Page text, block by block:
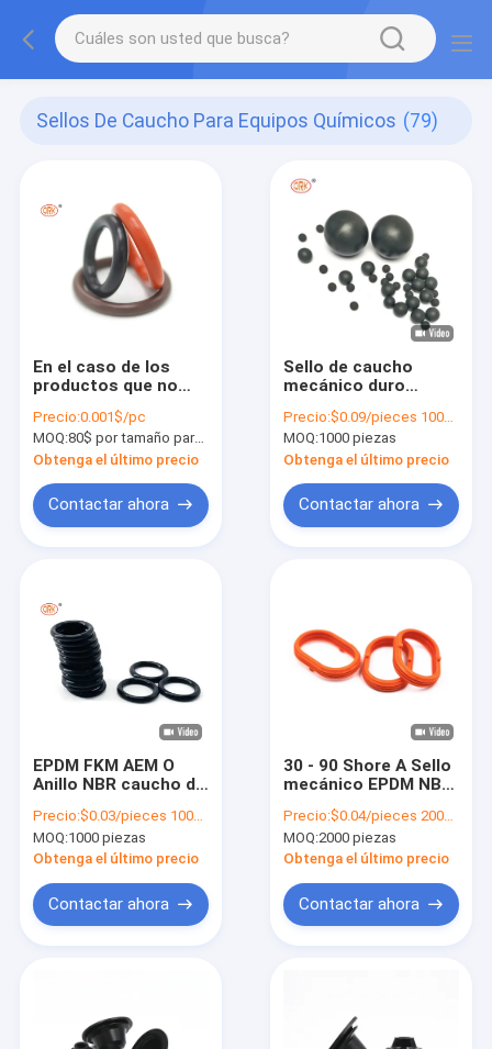
Sellos De Caucho Para Equipos Químicos (79)
En el caso de los
productos que no
restricciones de
seguridad, la
autoridad
competente podrá
determinar si los
productos se
restricciones de
Precio:0.001$/pc
MOQ:80$ por tamaño para productos de silicona
Obtenga el último precio
Contactar ahora
Sello de caucho
mecánico duro
bajas temperaturas
Bola de caucho de
silicona sólida
Precio:$0.09/pieces 1000-4999 pieces
MOQ:1000 piezas
Obtenga el último precio
Contactar ahora
EPDM FKM AEM O
Anillo NBR caucho de
sello de anillo
Resistencia química
Precio:$0.03/pieces 1000-4999 pieces
MOQ:1000 piezas
Obtenga el último precio
Contactar ahora
30 - 90 Shore A Sello
mecánico EPDM NBR
caucho de silicona
Precio:$0.04/pieces 2000-4999 pieces
MOQ:2000 piezas
Obtenga el último precio
Contactar ahora